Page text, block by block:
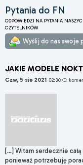
Pytania do FN
ODPOWIEDZI NA PYTANIA
CZYTELNIKÓW
Wyślij do nas swoje
JAKIE MODELE
Czw, 5 sie 2021 02:30
[…] Witam serdecznie
ponieważ potrzebuję